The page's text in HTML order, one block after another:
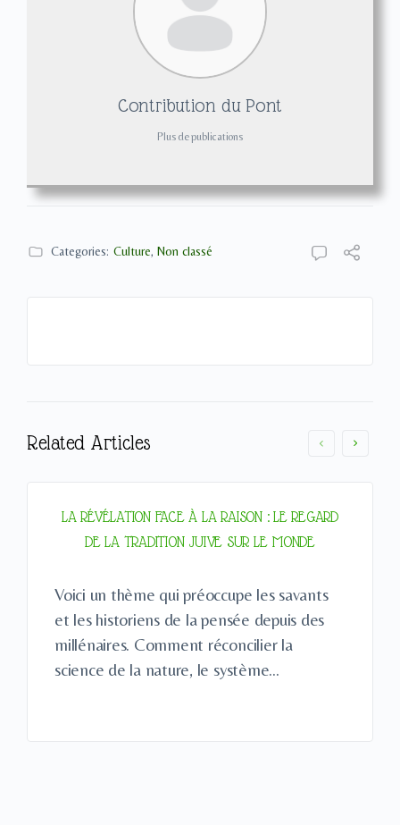
Contribution du Pont
Plus de publications
Categories: Culture, Non classé
Related Articles
LA RÉVÉLATION FACE À LA RAISON : LE REGARD
DE LA TRADITION JUIVE SUR LE MONDE
Voici un thème qui préoccupe les savants
et les historiens de la pensée depuis des
millénaires. Comment réconcilier la
science de la nature, le système…